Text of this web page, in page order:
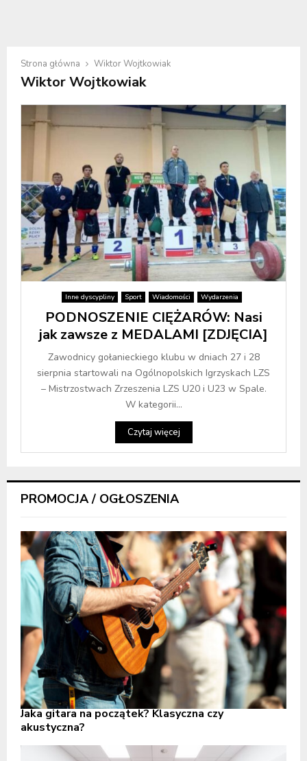
Strona główna Wiktor Wojtkowiak
Wiktor Wojtkowiak
Inne dyscypliny Sport Wiadomości Wydarzenia
PODNOSZENIE CIĘŻARÓW: Nasi
jak zawsze z MEDALAMI [ZDJĘCIA]
Zawodnicy gołanieckiego klubu w dniach 27 i 28
sierpnia startowali na Ogólnopolskich Igrzyskach LZS
– Mistrzostwach Zrzeszenia LZS U20 i U23 w Spale.
W kategorii...
Czytaj więcej
PROMOCJA / OGŁOSZENIA
Jaka gitara na początek? Klasyczna czy
akustyczna?